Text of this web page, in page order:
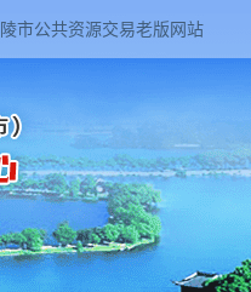
市公共资源交易老版网站